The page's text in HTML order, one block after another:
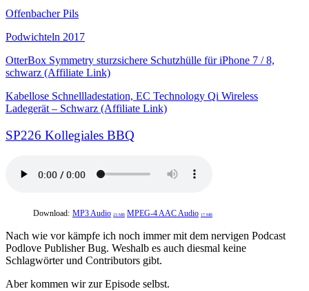
Offenbacher Pils
Podwichteln 2017
OtterBox Symmetry sturzsichere Schutzhülle für iPhone 7 / 8,
schwarz (Affiliate Link)
Kabellose Schnellladestation, EC Technology Qi Wireless
Ladegerät – Schwarz (Affiliate Link)
SP226 Kollegiales BBQ
Download: MP3 Audio 23 MB MPEG-4 AAC Audio 17 MB
Nach wie vor kämpfe ich noch immer mit dem nervigen Podcast
Podlove Publisher Bug. Weshalb es auch diesmal keine
Schlagwörter und Contributors gibt.
Aber kommen wir zur Episode selbst.